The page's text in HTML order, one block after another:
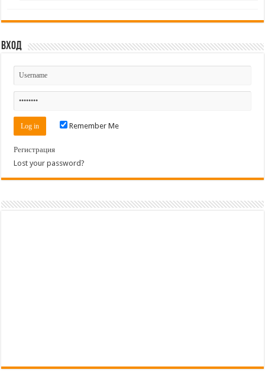
Вход
Remember Me
Регистрация
Lost your password?